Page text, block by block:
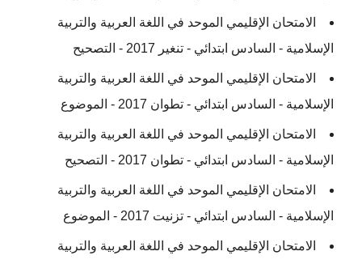
الامتحان الإقليمي الموحد في اللغة العربية والتربية
الإسلامية - السادس ابتدائي - تنغير 2017 - التصحيح
الامتحان الإقليمي الموحد في اللغة العربية والتربية
الإسلامية - السادس ابتدائي - تطوان 2017 - الموضوع
الامتحان الإقليمي الموحد في اللغة العربية والتربية
الإسلامية - السادس ابتدائي - تطوان 2017 - التصحيح
الامتحان الإقليمي الموحد في اللغة العربية والتربية
الإسلامية - السادس ابتدائي - تزنيت 2017 - الموضوع
الامتحان الإقليمي الموحد في اللغة العربية والتربية